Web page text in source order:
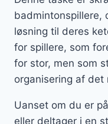
badmintonspillere,
løsning til deres
for spillere, som
for stor, men som
organisering af det
Uanset om du er
eller deltager i en